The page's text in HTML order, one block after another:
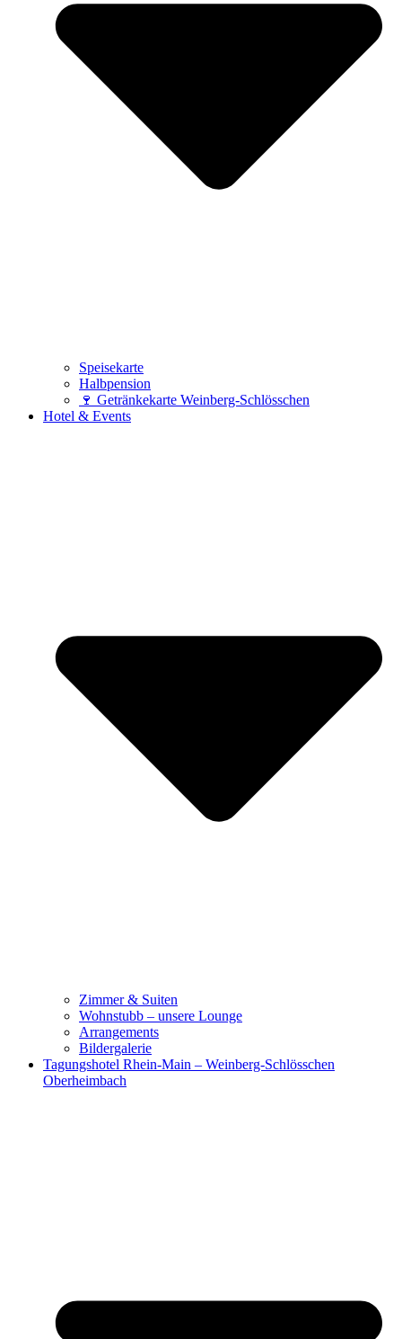
Speisekarte
Halbpension
🍷 Getränkekarte Weinberg-Schlösschen
Hotel & Events
Zimmer & Suiten
Wohnstubb – unsere Lounge
Arrangements
Bildergalerie
Tagungshotel Rhein-Main – Weinberg-Schlösschen
Oberheimbach